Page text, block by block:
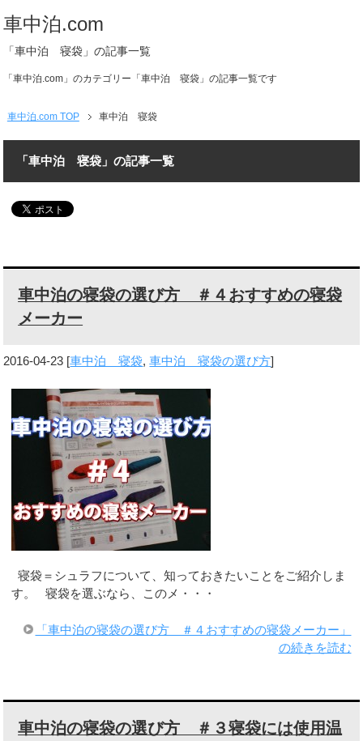
車中泊.com
「車中泊 寝袋」の記事一覧
「車中泊.com」のカテゴリー「車中泊 寝袋」の記事一覧です
車中泊.com TOP 車中泊 寝袋
「車中泊 寝袋」の記事一覧
車中泊の寝袋の選び方 ＃４おすすめの寝袋
メーカー
2016-04-23 [車中泊 寝袋,車中泊 寝袋の選び方]
寝袋＝シュラフについて、知っておきたいことをご紹介しま
す。 寝袋を選ぶなら、このメ・・・
「車中泊の寝袋の選び方 ＃４おすすめの寝袋メーカー」
の続きを読む
車中泊の寝袋の選び方 ＃３寝袋には使用温